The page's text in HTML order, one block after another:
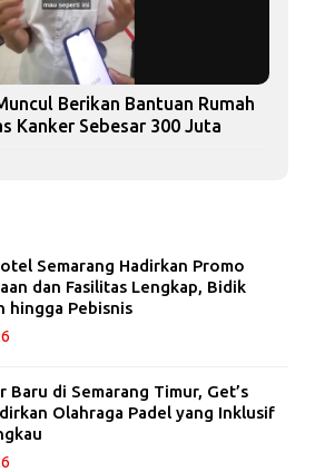
Berikan Bantuan Rumah
Kanker Sebesar 300 Juta
Semarang Hadirkan Promo
dan Fasilitas Lengkap, Bidik
hingga Pebisnis
Baru di Semarang Timur, Get’s
Olahraga Padel yang Inklusif